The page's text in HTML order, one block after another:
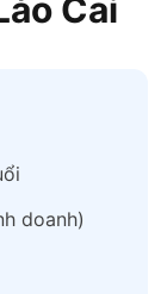
Cai
doanh)